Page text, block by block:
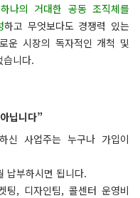
나의 거대한 공동 조직체를
하고 무엇보다도 경쟁력 있는
운 시장의 독자적인 개척 및
습니다.
닙니다”
신 사업주는 누구나 가입이
납부하시면 됩니다.
팅, 디자인팀, 콜센터 운영비